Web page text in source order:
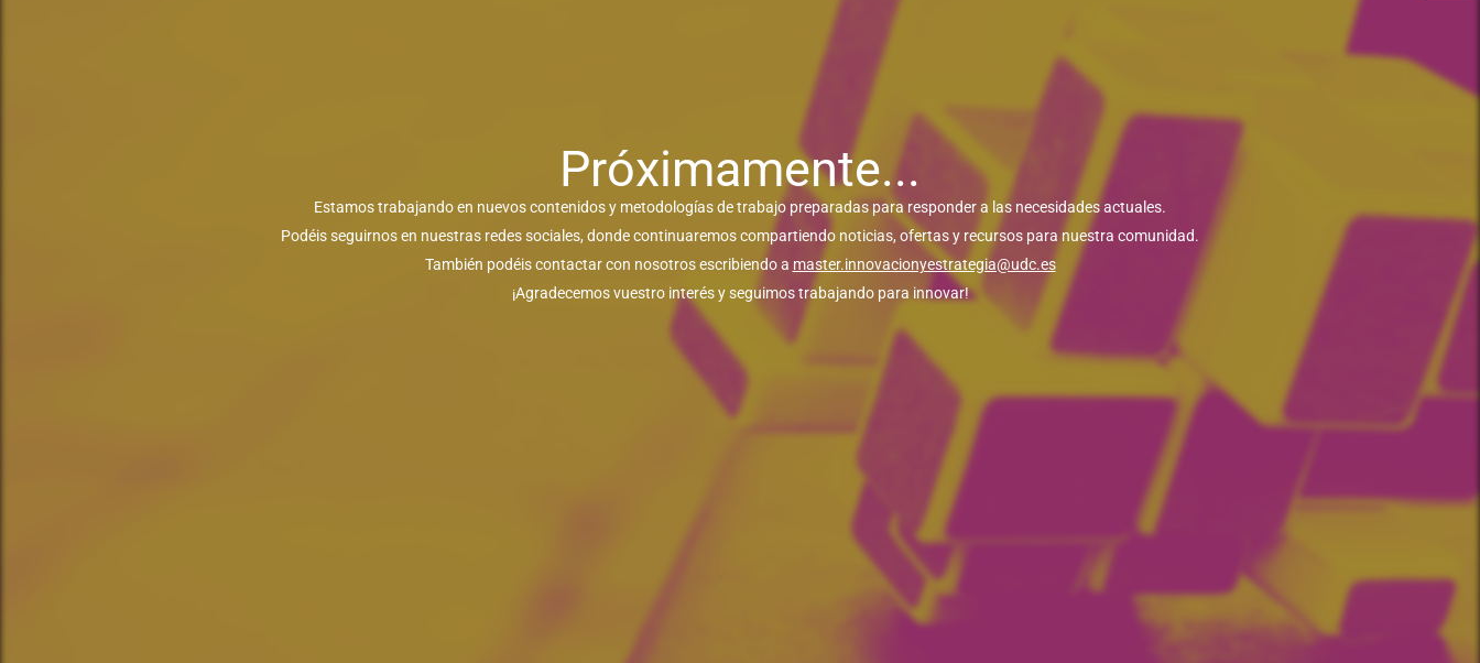
Próximamente...
Estamos trabajando en nuevos contenidos y metodologías de trabajo preparadas para responder a las necesidades actuales.
Podéis seguirnos en nuestras redes sociales, donde continuaremos compartiendo noticias, ofertas y recursos para nuestra comunidad.
También podéis contactar con nosotros escribiendo a master.innovacionyestrategia@udc.es
¡Agradecemos vuestro interés y seguimos trabajando para innovar!